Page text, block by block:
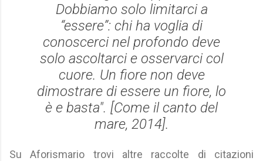
Dobbiamo solo limitarci a
“essere”: chi ha voglia di
conoscerci nel profondo deve
solo ascoltarci e osservarci col
cuore. Un fiore non deve
dimostrare di essere un fiore, lo
è e basta". [Come il canto del
mare, 2014].
Su Aforismario trovi altre raccolte di citazioni